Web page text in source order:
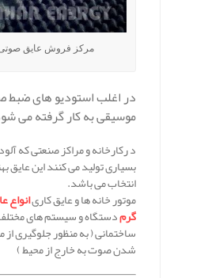
مرکز فروش عایق
در اغلب استودیو های ضبط
موسیقی به کار گرفته می
د رکارخانه و مراکز صنعتی که
بسیاری تولید می کنند این عایق
انتخاب می باشد.
موتور خانه ها و عایق کاریانواع
گرمدستگاه و سیستم های
ساختمانی ( به منظور جلوگیری از
شدن صوت به خارج از محیط )